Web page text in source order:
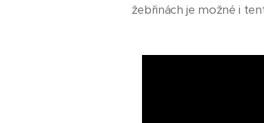
žebřinách je možné i